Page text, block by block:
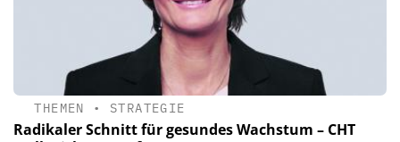
THEMEN • STRATEGIE
Radikaler Schnitt für gesundes Wachstum – CHT